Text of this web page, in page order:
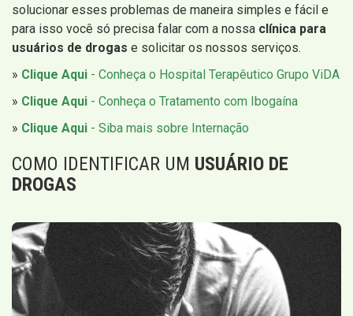
solucionar esses problemas de maneira simples e fácil e
para isso você só precisa falar com a nossa clínica para
usuários de drogas e solicitar os nossos serviços.
» Clique Aqui - Conheça o Hospital Terapêutico Grupo ViDA
» Clique Aqui - Conheça o Tratamento com Ibogaína
» Clique Aqui - Siba mais sobre Internação
COMO IDENTIFICAR UM USUÁRIO DE
DROGAS